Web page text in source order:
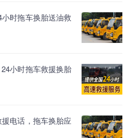
时拖车换胎送油救
小时拖车救援换胎
电话，拖车换胎应